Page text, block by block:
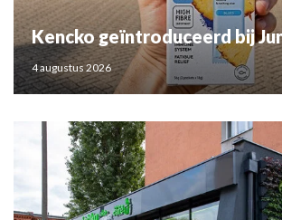
Kencko geïntroduceerd bij
4 augustus 2026